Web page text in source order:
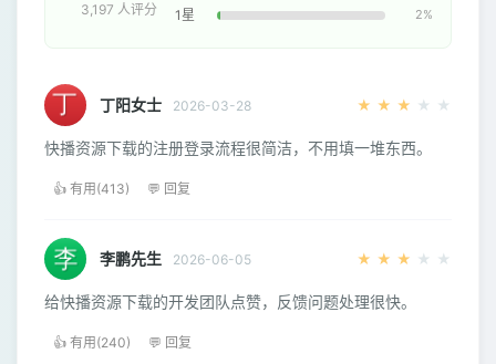
3,197 人评分 1星 2%
丁阳女士 2026-03-28 ★ ★ ★ ★ ★
快播资源下载的注册登录流程很简洁，不用填一堆东西。
👍 有用(413) 💬 回复
李鹏先生 2026-06-05 ★ ★ ★ ★ ★
给快播资源下载的开发团队点赞，反馈问题处理很快。
👍 有用(240) 💬 回复